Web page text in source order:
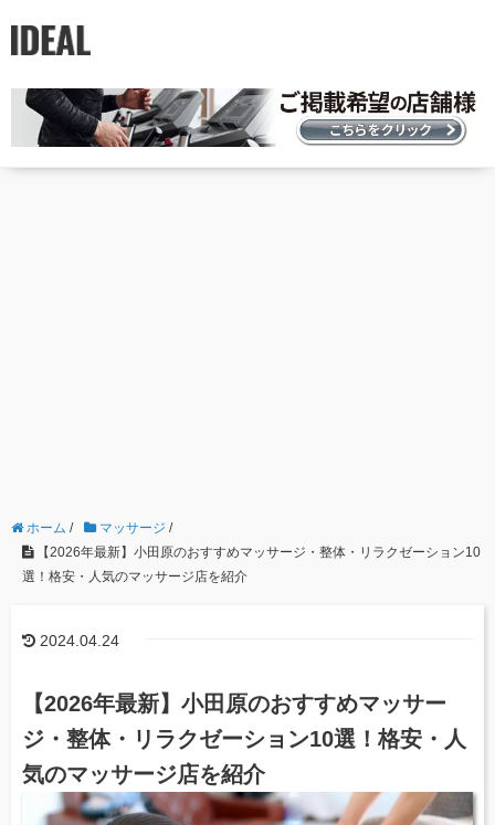
ホーム / マッサージ /
【2026年最新】小田原のおすすめマッサージ・整体・リラクゼーション10
選！格安・人気のマッサージ店を紹介
2024.04.24
【2026年最新】小田原のおすすめマッサー
ジ・整体・リラクゼーション10選！格安・人
気のマッサージ店を紹介